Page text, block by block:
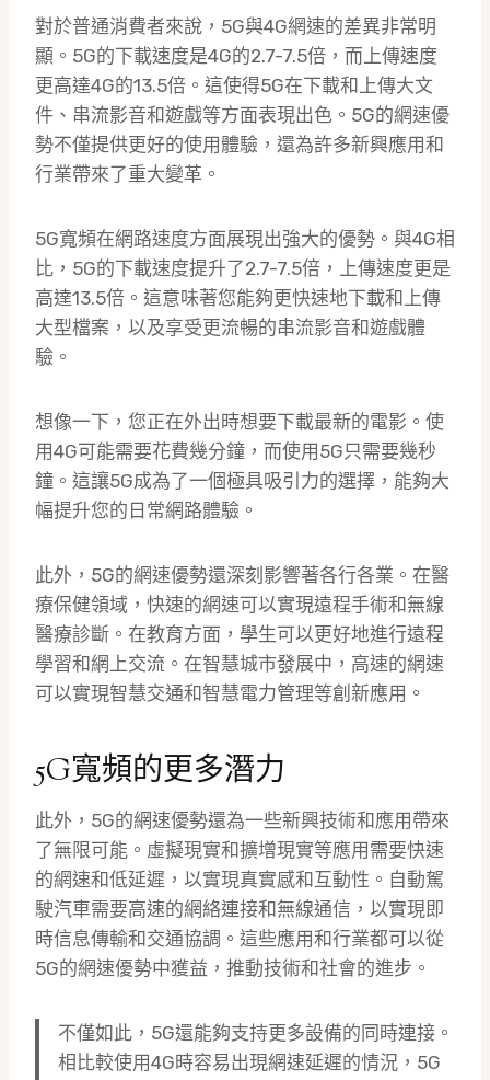
對於普通消費者來說，5G與4G網速的差異非常明
顯。5G的下載速度是4G的2.7-7.5倍，而上傳速度
更高達4G的13.5倍。這使得5G在下載和上傳大文
件、串流影音和遊戲等方面表現出色。5G的網速優
勢不僅提供更好的使用體驗，還為許多新興應用和
行業帶來了重大變革。
5G寬頻在網路速度方面展現出強大的優勢。與4G相
比，5G的下載速度提升了2.7-7.5倍，上傳速度更是
高達13.5倍。這意味著您能夠更快速地下載和上傳
大型檔案，以及享受更流暢的串流影音和遊戲體
驗。
想像一下，您正在外出時想要下載最新的電影。使
用4G可能需要花費幾分鐘，而使用5G只需要幾秒
鐘。這讓5G成為了一個極具吸引力的選擇，能夠大
幅提升您的日常網路體驗。
此外，5G的網速優勢還深刻影響著各行各業。在醫
療保健領域，快速的網速可以實現遠程手術和無線
醫療診斷。在教育方面，學生可以更好地進行遠程
學習和網上交流。在智慧城市發展中，高速的網速
可以實現智慧交通和智慧電力管理等創新應用。
5G寬頻的更多潛力
此外，5G的網速優勢還為一些新興技術和應用帶來
了無限可能。虛擬現實和擴增現實等應用需要快速
的網速和低延遲，以實現真實感和互動性。自動駕
駛汽車需要高速的網絡連接和無線通信，以實現即
時信息傳輸和交通協調。這些應用和行業都可以從
5G的網速優勢中獲益，推動技術和社會的進步。
不僅如此，5G還能夠支持更多設備的同時連接。
相比較使用4G時容易出現網速延遲的情況，5G